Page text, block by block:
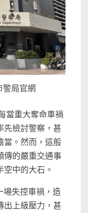
警局官網
當重大奪命車禍
先檢討警察，甚
當。然而，這般
傳的嚴重交通事
中的大石。
場失控車禍，造
出上級壓力，甚